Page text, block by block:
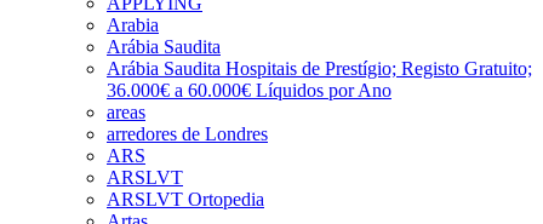
Arabia
Arábia Saudita
Arábia Saudita Hospitais de Prestígio; Registo Gratuito;
36.000€ a 60.000€ Líquidos por Ano
areas
arredores de Londres
ARS
ARSLVT
ARSLVT Ortopedia